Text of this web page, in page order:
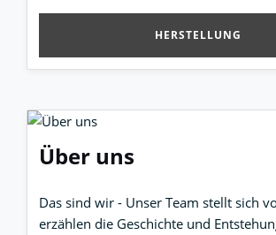
HERSTELLUNG
Über uns
Das sind wir - Unser Team stellt sich
erzählen die Geschichte und